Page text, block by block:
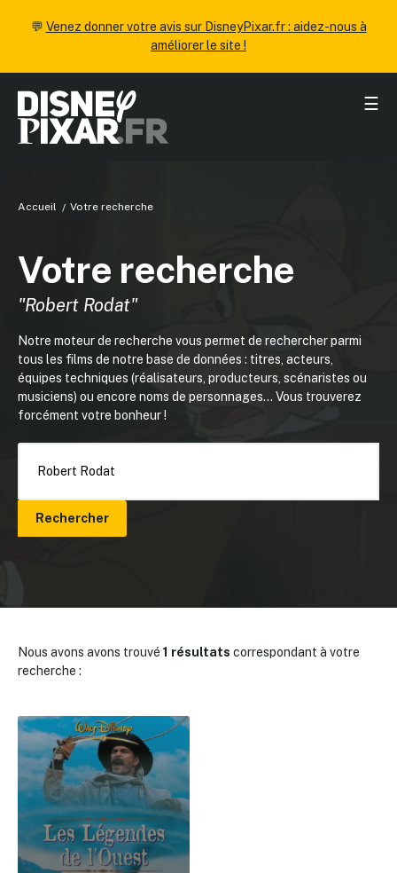
💬 Venez donner votre avis sur DisneyPixar.fr : aidez-nous à
améliorer le site !
☰
Accueil Votre recherche
Votre recherche
"Robert Rodat"
Notre moteur de recherche vous permet de rechercher parmi
tous les films de notre base de données : titres, acteurs,
équipes techniques (réalisateurs, producteurs, scénaristes ou
musiciens) ou encore noms de personnages... Vous trouverez
forcément votre bonheur !
Rechercher
Nous avons avons trouvé 1 résultats correspondant à votre
recherche :